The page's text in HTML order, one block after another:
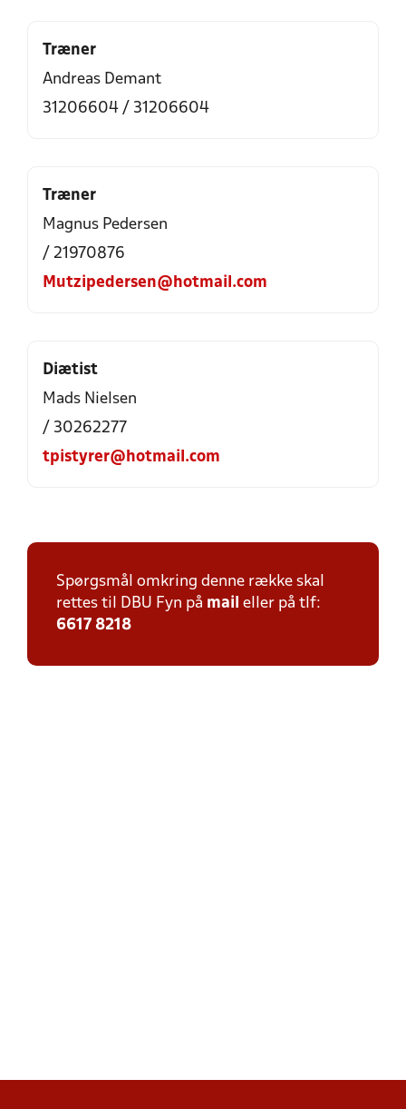
Træner
Andreas Demant
31206604 / 31206604
Træner
Magnus Pedersen
/ 21970876
Mutzipedersen@hotmail.com
Diætist
Mads Nielsen
/ 30262277
tpistyrer@hotmail.com
Spørgsmål omkring denne række skal
rettes til DBU Fyn på mail eller på tlf:
6617 8218